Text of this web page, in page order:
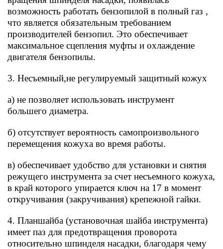
возможность работать бензопилой в полный газ ,
что является обязательным требованием
производителей бензопил. Это обеспечивает
максимальное сцепления муфты и охлаждение
двигателя бензопилы.
3. Несъемный,не регулируемый защитный кожух
а) не позволяет использовать инструмент
большего диаметра.
б) отсутствует вероятность самопроизвольного
перемещения кожуха во время работы.
в) обеспечивает удобство для установки и снятия
режущего инструмента за счет несъемного кожуха,
в край которого упирается ключ на 17 в момент
откручивания (закручивания) крепежной гайки.
4. Планшайба (установочная шайба инструмента)
имеет паз для предотвращения проворота
относительно шпинделя насадки, благодаря чему